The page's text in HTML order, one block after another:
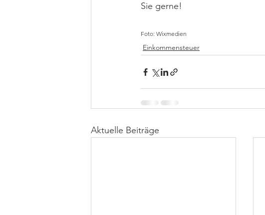
Sie gerne!
Foto: Wixmedien
Einkommensteuer
Aktuelle Beiträge